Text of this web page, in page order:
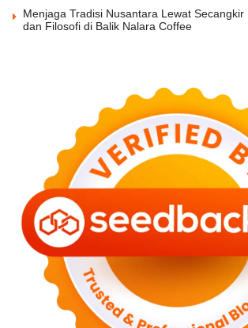
Menjaga Tradisi Nusantara Lewat Secangkir
dan Filosofi di Balik Nalara Coffee